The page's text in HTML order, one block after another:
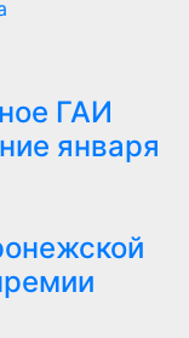
ГАИ
января